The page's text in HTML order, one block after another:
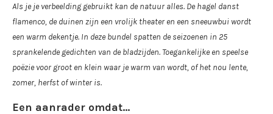
Als je je verbeelding gebruikt kan de natuur alles. De hagel danst
flamenco, de duinen zijn een vrolijk theater en een sneeuwbui wordt
een warm dekentje. In deze bundel spatten de seizoenen in 25
sprankelende gedichten van de bladzijden. Toegankelijke en speelse
poëzie voor groot en klein waar je warm van wordt, of het nou lente,
zomer, herfst of winter is.
Een aanrader omdat…